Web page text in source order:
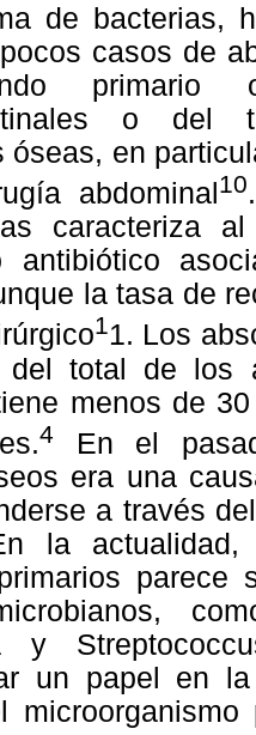
de bacterias,
casos de
primario
o del
óseas, en
abdominal 10
caracteriza
antibiótico
la tasa de
11. Los
del total de los
menos de
4
En el
era una
a través
la
y
un papel en